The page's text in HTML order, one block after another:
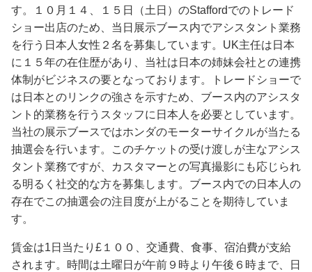
す。１０月１４、１５日（土日）のStaffordでのトレード
ショー出店のため、当日展示ブース内でアシスタント業務
を行う日本人女性２名を募集しています。UK主任は日本
に１５年の在住歴があり、当社は日本の姉妹会社との連携
体制がビジネスの要となっております。トレードショーで
は日本とのリンクの強さを示すため、ブース内のアシスタ
ント的業務を行うスタッフに日本人を必要としています。
当社の展示ブースではホンダのモーターサイクルが当たる
抽選会を行います。このチケットの受け渡しが主なアシス
タント業務ですが、カスタマーとの写真撮影にも応じられ
る明るく社交的な方を募集します。ブース内での日本人の
存在でこの抽選会の注目度が上がることを期待していま
す。
賃金は1日当たり£１００、交通費、食事、宿泊費が支給
されます。時間は土曜日が午前９時より午後６時まで、日